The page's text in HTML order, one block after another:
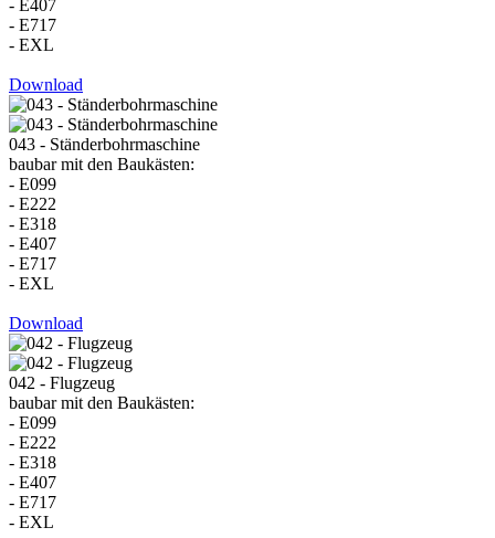
- E407
- E717
- EXL
Download
043 - Ständerbohrmaschine
baubar mit den Baukästen:
- E099
- E222
- E318
- E407
- E717
- EXL
Download
042 - Flugzeug
baubar mit den Baukästen:
- E099
- E222
- E318
- E407
- E717
- EXL